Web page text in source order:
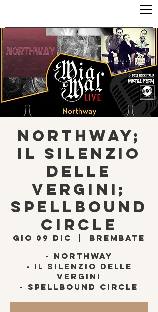
Northway;
IL Silenzio
DELLE
Vergini;
Spellbound
Circle
gio 09 dic
Brembate
- Northway
- IL Silenzio DELLE
Vergini
- Spellbound Circle